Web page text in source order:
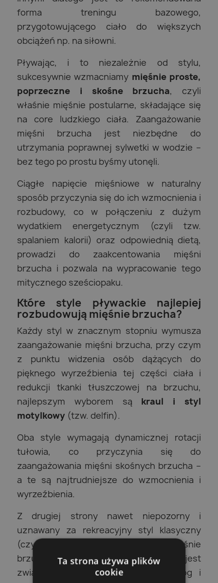
forma treningu bazowego,
przygotowującego ciało do większych
obciążeń np. na siłowni.
Pływając, i to niezależnie od stylu,
sukcesywnie wzmacniamy mięśnie proste,
poprzeczne i skośne brzucha, czyli
właśnie mięśnie postularne, składające się
na core ludzkiego ciała. Zaangażowanie
mięśni brzucha jest niezbędne do
utrzymania poprawnej sylwetki w wodzie –
bez tego po prostu byśmy utonęli.
Ciągłe napięcie mięśniowe w naturalny
sposób przyczynia się do ich wzmocnienia i
rozbudowy, co w połączeniu z dużym
wydatkiem energetycznym (czyli tzw.
spalaniem kalorii) oraz odpowiednią dietą,
prowadzi do zaakcentowania mięśni
brzucha i pozwala na wypracowanie tego
mitycznego sześciopaku.
Które style pływackie najlepiej
rozbudowują mięśnie brzucha?
Każdy styl w znacznym stopniu wymusza
zaangażowanie mięśni brzucha, przy czym
z punktu widzenia osób dążących do
pięknego wyrzeźbienia tej części ciała i
redukcji tkanki tłuszczowej na brzuchu,
najlepszym wyborem są kraul i styl
motylkowy (tzw. delfin).
Oba style wymagają dynamicznej rotacji
tułowia, co przyczynia się do
zaangażowania mięśni skośnych brzucha –
a te są najtrudniejsze do wzmocnienia i
wyrzeźbienia.
Z drugiej strony nawet niepozorny i
uznawany za rekreacyjny styl klasyczny
(czyli tzw. żabka) również angażuje mięśnie
brzucha, zwłaszcza proste, co jest
związane z intensywnym ruchem nóg i
Ta strona używa plików
cookie